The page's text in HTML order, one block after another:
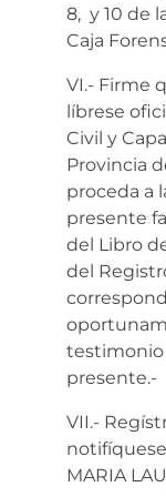
8, y 10 de
Caja
VI.- Firme
líbrese
Civil y
Provincia
proceda a
presente
del Libro
del
testimonio
presente.-
VII.-
MARIA